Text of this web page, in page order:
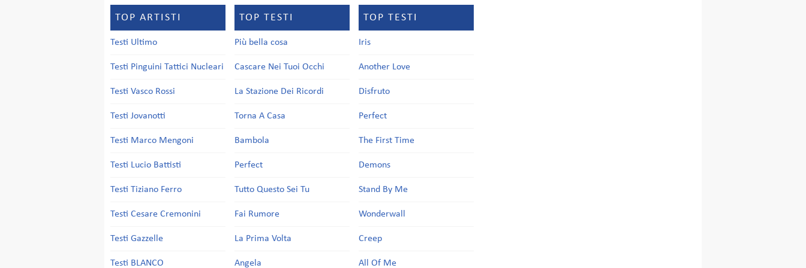
TOP ARTISTI
Testi Ultimo
Testi Pinguini Tattici Nucleari
Testi Vasco Rossi
Testi Jovanotti
Testi Marco Mengoni
Testi Lucio Battisti
Testi Tiziano Ferro
Testi Cesare Cremonini
Testi Gazzelle
Testi BLANCO
TOP TESTI
Più bella cosa
Cascare Nei Tuoi Occhi
La Stazione Dei Ricordi
Torna A Casa
Bambola
Perfect
Tutto Questo Sei Tu
Fai Rumore
La Prima Volta
Angela
TOP TESTI
Iris
Another Love
Disfruto
Perfect
The First Time
Demons
Stand By Me
Wonderwall
Creep
All Of Me